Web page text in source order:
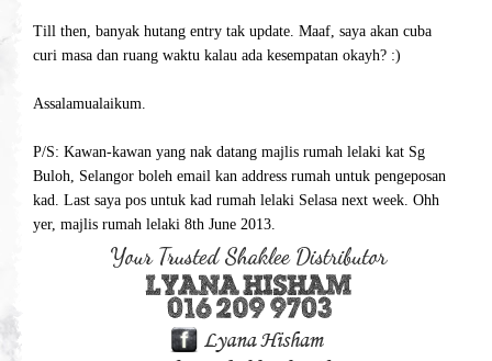
Till then, banyak hutang entry tak update. Maaf, saya akan cuba
curi masa dan ruang waktu kalau ada kesempatan okayh? :)
Assalamualaikum.
P/S: Kawan-kawan yang nak datang majlis rumah lelaki kat Sg
Buloh, Selangor boleh email kan address rumah untuk pengeposan
kad. Last saya pos untuk kad rumah lelaki Selasa next week. Ohh
yer, majlis rumah lelaki 8th June 2013.